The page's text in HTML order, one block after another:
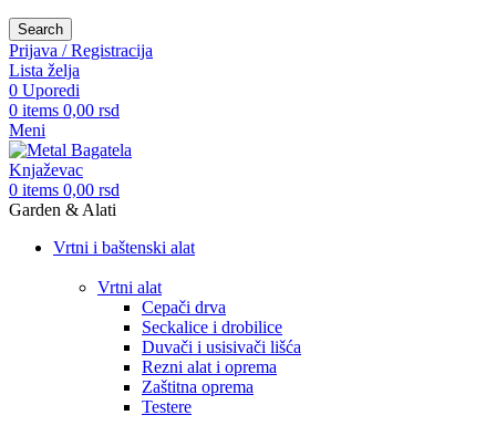
Search
Prijava / Registracija
Lista želja
0 Uporedi
0 items 0,00 rsd
Meni
0 items 0,00 rsd
Garden & Alati
Vrtni i baštenski alat
Vrtni alat
Cepači drva
Seckalice i drobilice
Duvači i usisivači lišća
Rezni alat i oprema
Zaštitna oprema
Testere